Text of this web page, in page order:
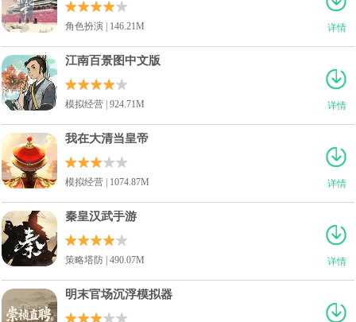
详情
角色扮演 | 146.21M
详情
江南百景图中文版
模拟经营 | 924.71M
详情
我在大清当皇帝
模拟经营 | 1074.87M
详情
秦皇汉武手游
策略塔防 | 490.07M
明末官场沉浮模拟器